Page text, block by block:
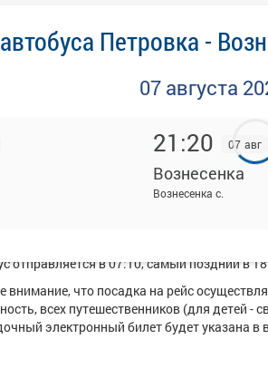
Петровка -
07 августа
21:20 07 авг
Вознесенка
Вознесенка с.
можете ознакомиться с расписанием и
по данному направлению
отправляется в 07:10, самый поздний в
внимание, что посадка на рейс
всех путешественников (для детей
электронный билет будет указана